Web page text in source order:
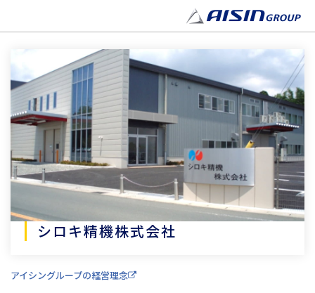
シロキ精機株式会社
アイシングループの経営理念